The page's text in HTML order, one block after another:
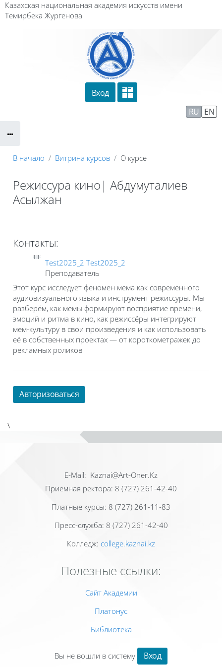
Перейти к основному содержанию
Казахская национальная академия искусств имени
Темирбека Жургенова
Вход
RU EN
В начало Витрина курсов О курсе
Режиссура кино| Абдумуталиев
Асылжан
Контакты:
TT
Test2025_2 Test2025_2
Преподаватель
Этот курс исследует феномен мема как современного
аудиовизуального языка и инструмент режиссуры. Мы
разберём, как мемы формируют восприятие времени,
эмоций и ритма в кино, как режиссёры интегрируют
мем-культуру в свои произведения и как использовать
её в собственных проектах — от короткометражек до
рекламных роликов
Авторизоваться
\
Е-Mail: Kaznai@Art-Oner.Kz
Приемная ректора: 8 (727) 261-42-40
Платные курсы: 8 (727) 261-11-83
Пресс-служба: 8 (727) 261-42-40
Колледж: college.kaznai.kz
Полезные ссылки:
Сайт Академии
Платонус
Библиотека
Вы не вошли в систему Вход